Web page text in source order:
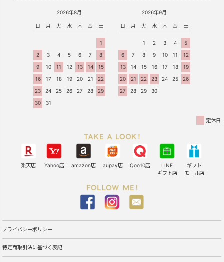
2026年8月
日 月 火 水 木 金 土
1
2
3 4 5 6 7
8
9
10 11 12 13 14
15
16
17 18 19 20 21
22
23
24 25 26 27 28
29
30
31
2026年9月
日 月 火 水 木 金 土
1 2 3 4
5
6
7 8 9 10 11
12
13
14 15 16 17 18
19
20
21 22 23 24 25
26
27
28 29 30
定休日
楽天店 Yahoo店 amazon店 aupay店 Qoo10店
LINE
ギフト店
ギフト
モール店
プライバシーポリシー
特定商取引法に基づく表記